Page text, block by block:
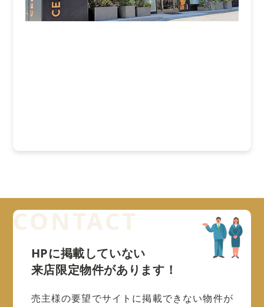
HPに掲載していない
来店限定物件があります！
売主様の要望でサイトに掲載できない物件が